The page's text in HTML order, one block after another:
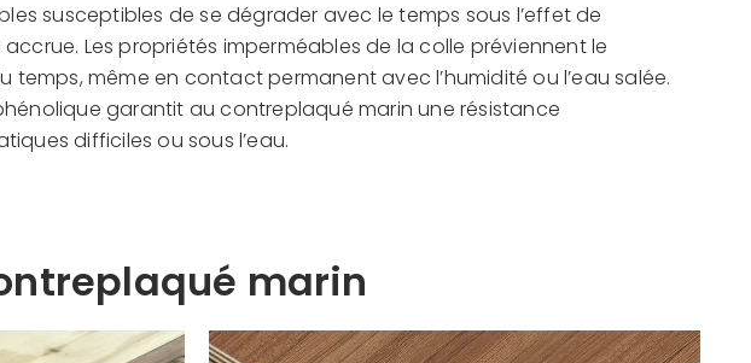
susceptibles de se dégrader avec le temps sous l’effet de
Les propriétés imperméables de la colle préviennent le
même en contact permanent avec l’humidité ou l’eau salée.
garantit au contreplaqué marin une résistance
difficiles ou sous l’eau.
marin